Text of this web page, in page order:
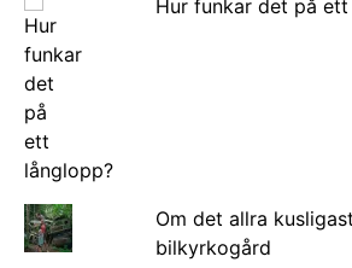
Hur funkar det på
Om det allra
bilkyrkogård